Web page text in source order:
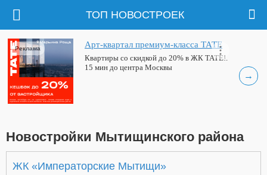
ТОП НОВОСТРОЕК
→
Арт-квартал премиум-класса ТАТЕ
Квартиры со скидкой до 20% в ЖК ТАТЕ!.
15 мин до центра Москвы
Реклама
Новостройки Мытищинского района
ЖК «Императорские Мытищи»